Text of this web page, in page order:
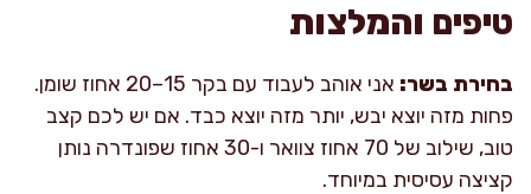
טיפים והמלצות
בחירת בשר:
אני אוהב לעבוד עם בקר 15–20 אחוז שומן.
פחות מזה יוצא יבש, יותר מזה יוצא כבד. אם יש לכם קצב
טוב, שילוב של 70 אחוז צוואר ו-30 אחוז שפונדרה נותן
קציצה עסיסית במיוחד.